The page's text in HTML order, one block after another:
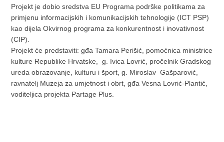
Projekt je dobio sredstva EU Programa podrške politikama za
primjenu informacijskih i komunikacijskih tehnologije (ICT PSP)
kao dijela Okvirnog programa za konkurentnost i inovativnost
(CIP).
Projekt će predstaviti: gđa Tamara Perišić, pomoćnica ministrice
kulture Republike Hrvatske, g. Ivica Lovrić, pročelnik Gradskog
ureda obrazovanje, kulturu i šport, g. Miroslav Gašparović,
ravnatelj Muzeja za umjetnost i obrt, gđa Vesna Lovrić-Plantić,
voditeljica projekta Partage Plus.